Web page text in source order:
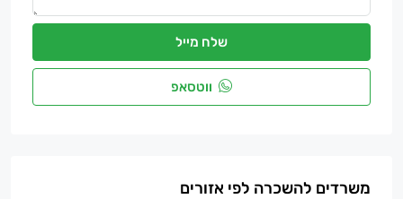
שלח מייל
ווטסאפ
משרדים להשכרה לפי אזורים